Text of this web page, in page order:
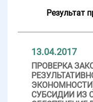
Результат
13.04.2017
ПРОВЕРКА
СУБСИДИИ ИЗ